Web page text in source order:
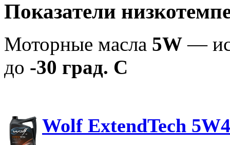
Показатели
Моторные масла 5W —
до -30 град. С
Wolf ExtendTech